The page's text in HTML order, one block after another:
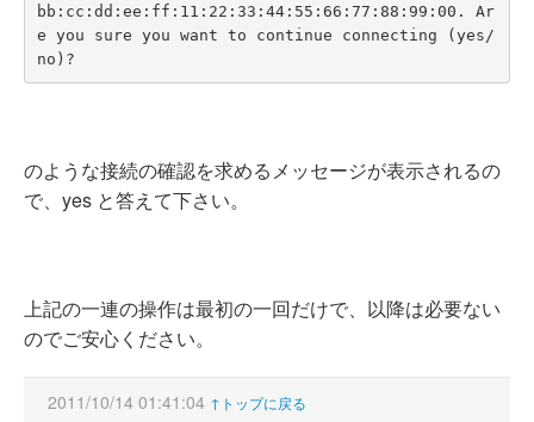
bb:cc:dd:ee:ff:11:22:33:44:55:66:77:88:99:00. Ar
e you sure you want to continue connecting (yes/
no)?
のような接続の確認を求めるメッセージが表示されるの
で、yes と答えて下さい。
上記の一連の操作は最初の一回だけで、以降は必要ない
のでご安心ください。
2011/10/14 01:41:04 ↑トップに戻る